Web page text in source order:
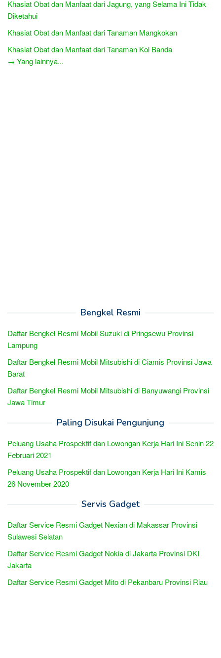
Khasiat Obat dan Manfaat dari Jagung, yang Selama Ini Tidak
Diketahui
Khasiat Obat dan Manfaat dari Tanaman Mangkokan
Khasiat Obat dan Manfaat dari Tanaman Kol Banda
→ Yang lainnya...
Bengkel Resmi
Daftar Bengkel Resmi Mobil Suzuki di Pringsewu Provinsi
Lampung
Daftar Bengkel Resmi Mobil Mitsubishi di Ciamis Provinsi Jawa
Barat
Daftar Bengkel Resmi Mobil Mitsubishi di Banyuwangi Provinsi
Jawa Timur
Paling Disukai Pengunjung
Peluang Usaha Prospektif dan Lowongan Kerja Hari Ini Senin 22
Februari 2021
Peluang Usaha Prospektif dan Lowongan Kerja Hari Ini Kamis
26 November 2020
Servis Gadget
Daftar Service Resmi Gadget Nexian di Makassar Provinsi
Sulawesi Selatan
Daftar Service Resmi Gadget Nokia di Jakarta Provinsi DKI
Jakarta
Daftar Service Resmi Gadget Mito di Pekanbaru Provinsi Riau